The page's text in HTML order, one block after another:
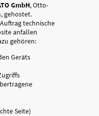
GmbH, Otto-
gehostet.
technische
anfallen
gehören:
Geräts
Seite)